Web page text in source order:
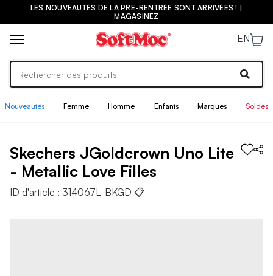
LES NOUVEAUTÉS DE LA PRÉ-RENTRÉE SONT ARRIVÉES ! |
MAGASINEZ
EN
Nouveautés Femme Homme Enfants Marques Soldes
Skechers JGoldcrown Uno Lite
- Metallic Love Filles
ID d'article : 314067L-BKGD 📋